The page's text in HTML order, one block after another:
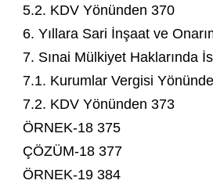
5.2. KDV Yönünden 370
6. Yıllara Sari İnşaat ve
7. Sınai Mülkiyet Haklarında
7.1. Kurumlar Vergisi
7.2. KDV Yönünden 373
ÖRNEK-18 375
ÇÖZÜM-18 377
ÖRNEK-19 384